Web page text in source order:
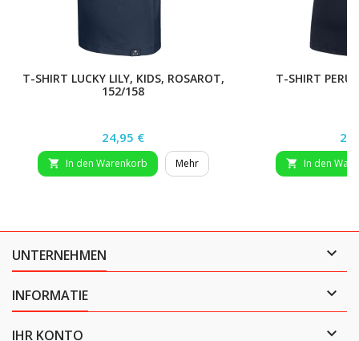
T-SHIRT LUCKY LILY, KIDS, ROSAROT,
152/158
Preis
24,95 €
 In den Warenkorb Mehr
T-SHIRT
 In den
UNTERNEHMEN 
INFORMATIE 
IHR KONTO 